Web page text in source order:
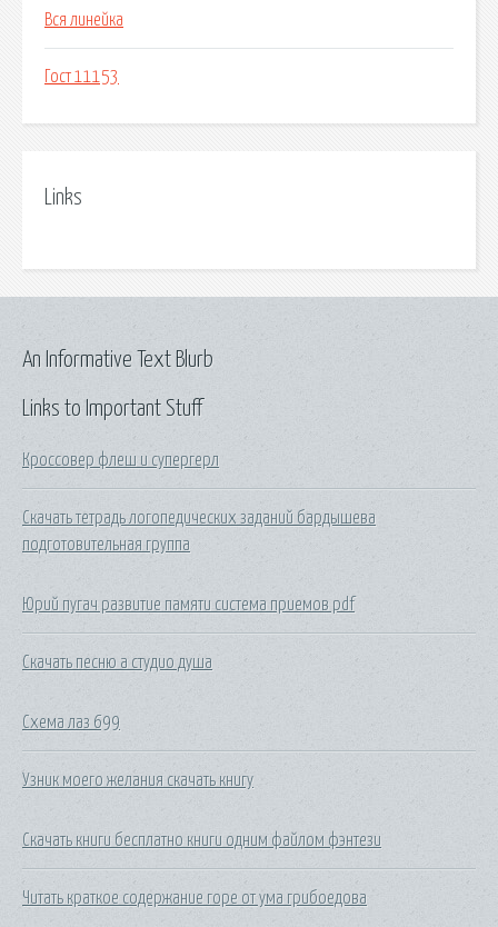
Вся линейка
Гост 11153
Links
Links to Important Stuff
Кроссовер флеш и супергерл
Скачать тетрадь логопедических заданий бардышева
подготовительная группа
Юрий пугач развитие памяти система приемов pdf
Скачать песню а студио душа
Схема лаз 699
Узник моего желания скачать книгу
Скачать книги бесплатно книги одним файлом фэнтези
Читать краткое содержание горе от ума грибоедова
An Informative Text Blurb